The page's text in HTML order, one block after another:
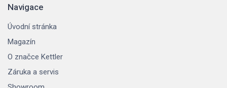
Navigace
Úvodní stránka
Magazín
O značce Kettler
Záruka a servis